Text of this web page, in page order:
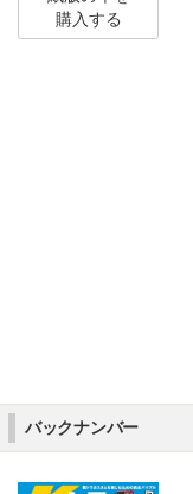
購入する
バックナンバー